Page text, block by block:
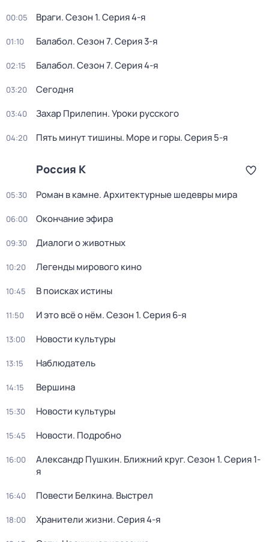
00:05 Враги. Сезон 1. Серия 4-я
01:10 Балабол. Сезон 7. Серия 3-я
02:15 Балабол. Сезон 7. Серия 4-я
03:20 Сегодня
03:40 Захар Прилепин. Уроки русского
04:20 Пять минут тишины. Море и горы. Серия 5-я
Россия К
05:30 Роман в камне. Архитектурные шедевры мира
06:00 Окончание эфира
09:30 Диалоги о животных
10:20 Легенды мирового кино
10:45 В поисках истины
11:50 И это всё о нём. Сезон 1. Серия 6-я
13:00 Новости культуры
13:15 Наблюдатель
14:15 Вершина
15:30 Новости культуры
15:45 Новости. Подробно
16:00 Александр Пушкин. Ближний круг. Сезон 1. Серия 1-
я
16:40 Повести Белкина. Выстрел
18:00 Хранители жизни. Серия 4-я